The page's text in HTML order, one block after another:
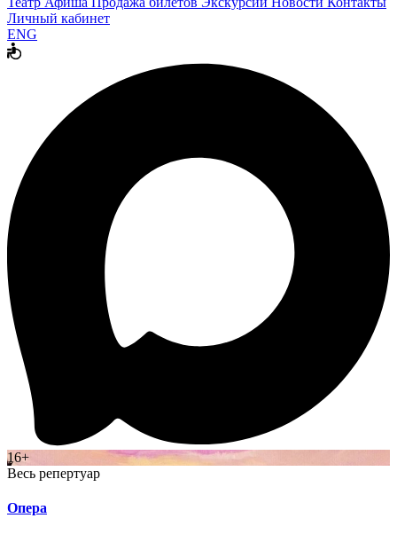
Личный кабинет
ENG
16+
Весь репертуар
Опера